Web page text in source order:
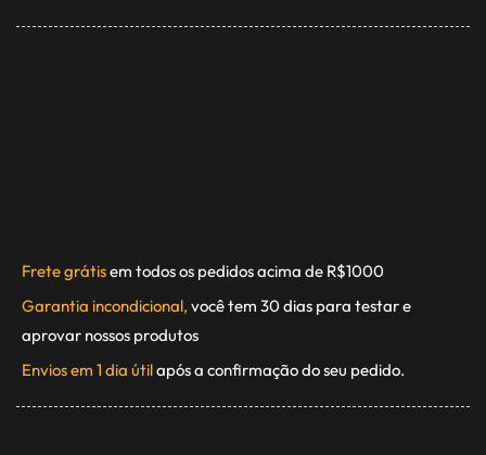
Frete grátisem todos os pedidos acima de R$1000
Garantia incondicional, você tem 30 dias para testar e
aprovar nossos produtos
Envios em 1 dia útilapós a confirmação do seu pedido.